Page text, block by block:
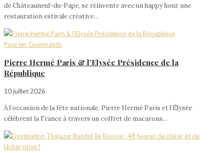
de Châteauneuf-du-Pape, se réinvente avec un happy hour, une
restauration estivale créative...
Pour les Gourmands
Pierre Hermé Paris & l’Elysée Présidence de la
République
10 juillet 2026
À l’occasion de la fête nationale, Pierre Hermé Paris et l’Élysée
célèbrent la France à travers un coffret de macarons...